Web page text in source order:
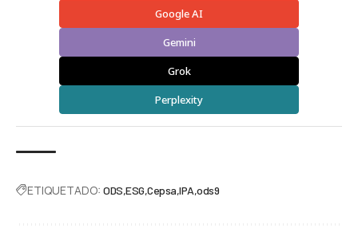
Google AI
Gemini
Grok
Perplexity
ETIQUETADO: ODS ESG Cepsa IPA ods9